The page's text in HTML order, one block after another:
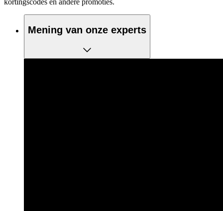
kortingscodes en andere promoties.
Mening van onze experts